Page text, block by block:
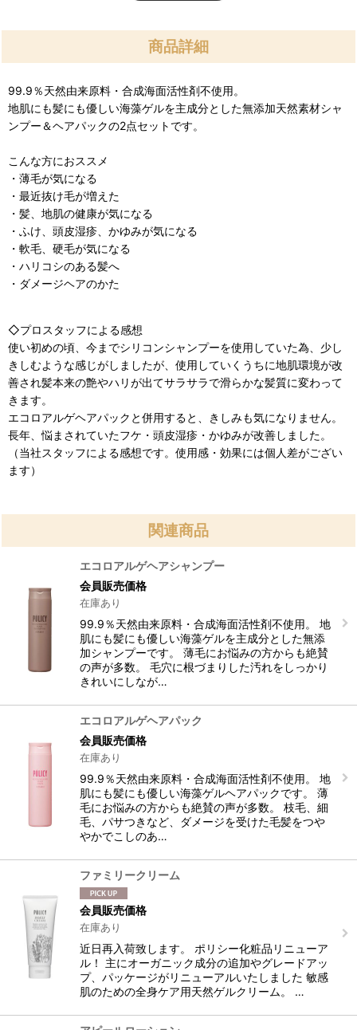
商品詳細
99.9％天然由来原料・合成海面活性剤不使用。
地肌にも髪にも優しい海藻ゲルを主成分とした無添加天然素材シャ
ンプー＆ヘアパックの2点セットです。
こんな方におススメ
・薄毛が気になる
・最近抜け毛が増えた
・髪、地肌の健康が気になる
・ふけ、頭皮湿疹、かゆみが気になる
・軟毛、硬毛が気になる
・ハリコシのある髪へ
・ダメージヘアのかた
◇プロスタッフによる感想
使い初めの頃、今までシリコンシャンプーを使用していた為、少し
きしむような感じがしましたが、使用していくうちに地肌環境が改
善され髪本来の艶やハリが出てサラサラで滑らかな髪質に変わって
きます。
エコロアルゲヘアパックと併用すると、きしみも気になりません。
長年、悩まされていたフケ・頭皮湿疹・かゆみが改善しました。
（当社スタッフによる感想です。使用感・効果には個人差がござい
ます）
関連商品
エコロアルゲヘアシャンプー
会員販売価格
在庫あり
99.9％天然由来原料・合成海面活性剤不使用。 地
肌にも髪にも優しい海藻ゲルを主成分とした無添
加シャンプーです。 薄毛にお悩みの方からも絶賛
の声が多数。 毛穴に根づまりした汚れをしっかり
きれいにしなが…
エコロアルゲヘアパック
会員販売価格
在庫あり
99.9％天然由来原料・合成海面活性剤不使用。 地
肌にも髪にも優しい海藻ゲルヘアパックです。 薄
毛にお悩みの方からも絶賛の声が多数。 枝毛、細
毛、パサつきなど、ダメージを受けた毛髪をつや
やかでこしのあ…
ファミリークリーム
会員販売価格
在庫あり
近日再入荷致します。 ポリシー化粧品リニューア
ル！ 主にオーガニック成分の追加やグレードアッ
プ、パッケージがリニューアルいたしました 敏感
肌のための全身ケア用天然ゲルクリーム。 …